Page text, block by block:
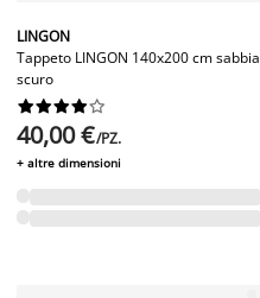
LINGON
Tappeto LINGON 140x200 cm sabbia
scuro






40,00 €/PZ.
+ altre dimensioni